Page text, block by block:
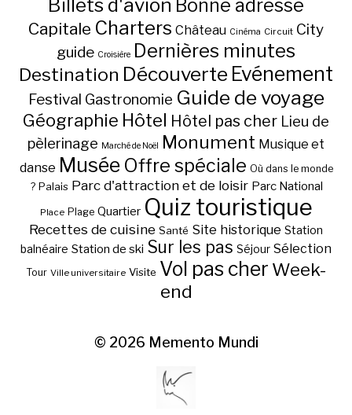
Billets d'avion Bonne adresse
Capitale Charters Château Cinéma Circuit City
guide Croisière Dernières minutes
Destination Découverte Evénement
Festival Gastronomie Guide de voyage
Géographie Hôtel Hôtel pas cher Lieu de
pèlerinage Marché de Noël Monument Musique et
danse Musée Offre spéciale Où dans le monde
? Palais Parc d'attraction et de loisir Parc National
Place Plage Quartier Quiz touristique
Recettes de cuisine Santé Site historique Station
balnéaire Station de ski Sur les pas Séjour Sélection
Tour Ville universitaire Visite Vol pas cher Week-
end
© 2026 Memento Mundi